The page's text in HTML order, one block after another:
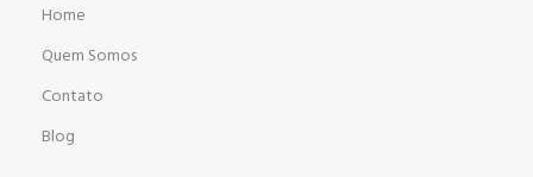
Home
Quem Somos
Contato
Blog